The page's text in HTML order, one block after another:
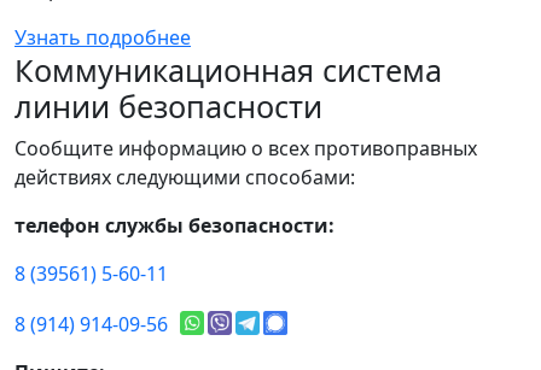
Узнать подробнее
Коммуникационная система
линии безопасности
Сообщите информацию о всех противоправных
действиях следующими способами:
телефон службы безопасности:
8 (39561) 5-60-11
8 (914) 914-09-56